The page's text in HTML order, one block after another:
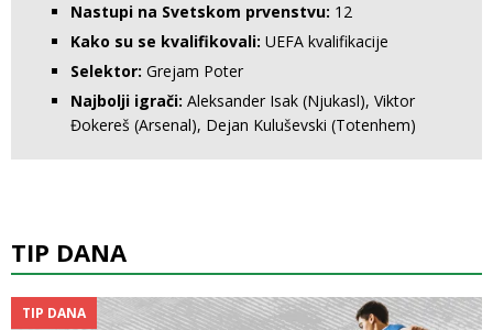
Nastupi na Svetskom prvenstvu: 12
Kako su se kvalifikovali: UEFA kvalifikacije
Selektor: Grejam Poter
Najbolji igrači: Aleksander Isak (Njukasl), Viktor
Đokereš (Arsenal), Dejan Kuluševski (Totenhem)
TIP DANA
TIP DANA